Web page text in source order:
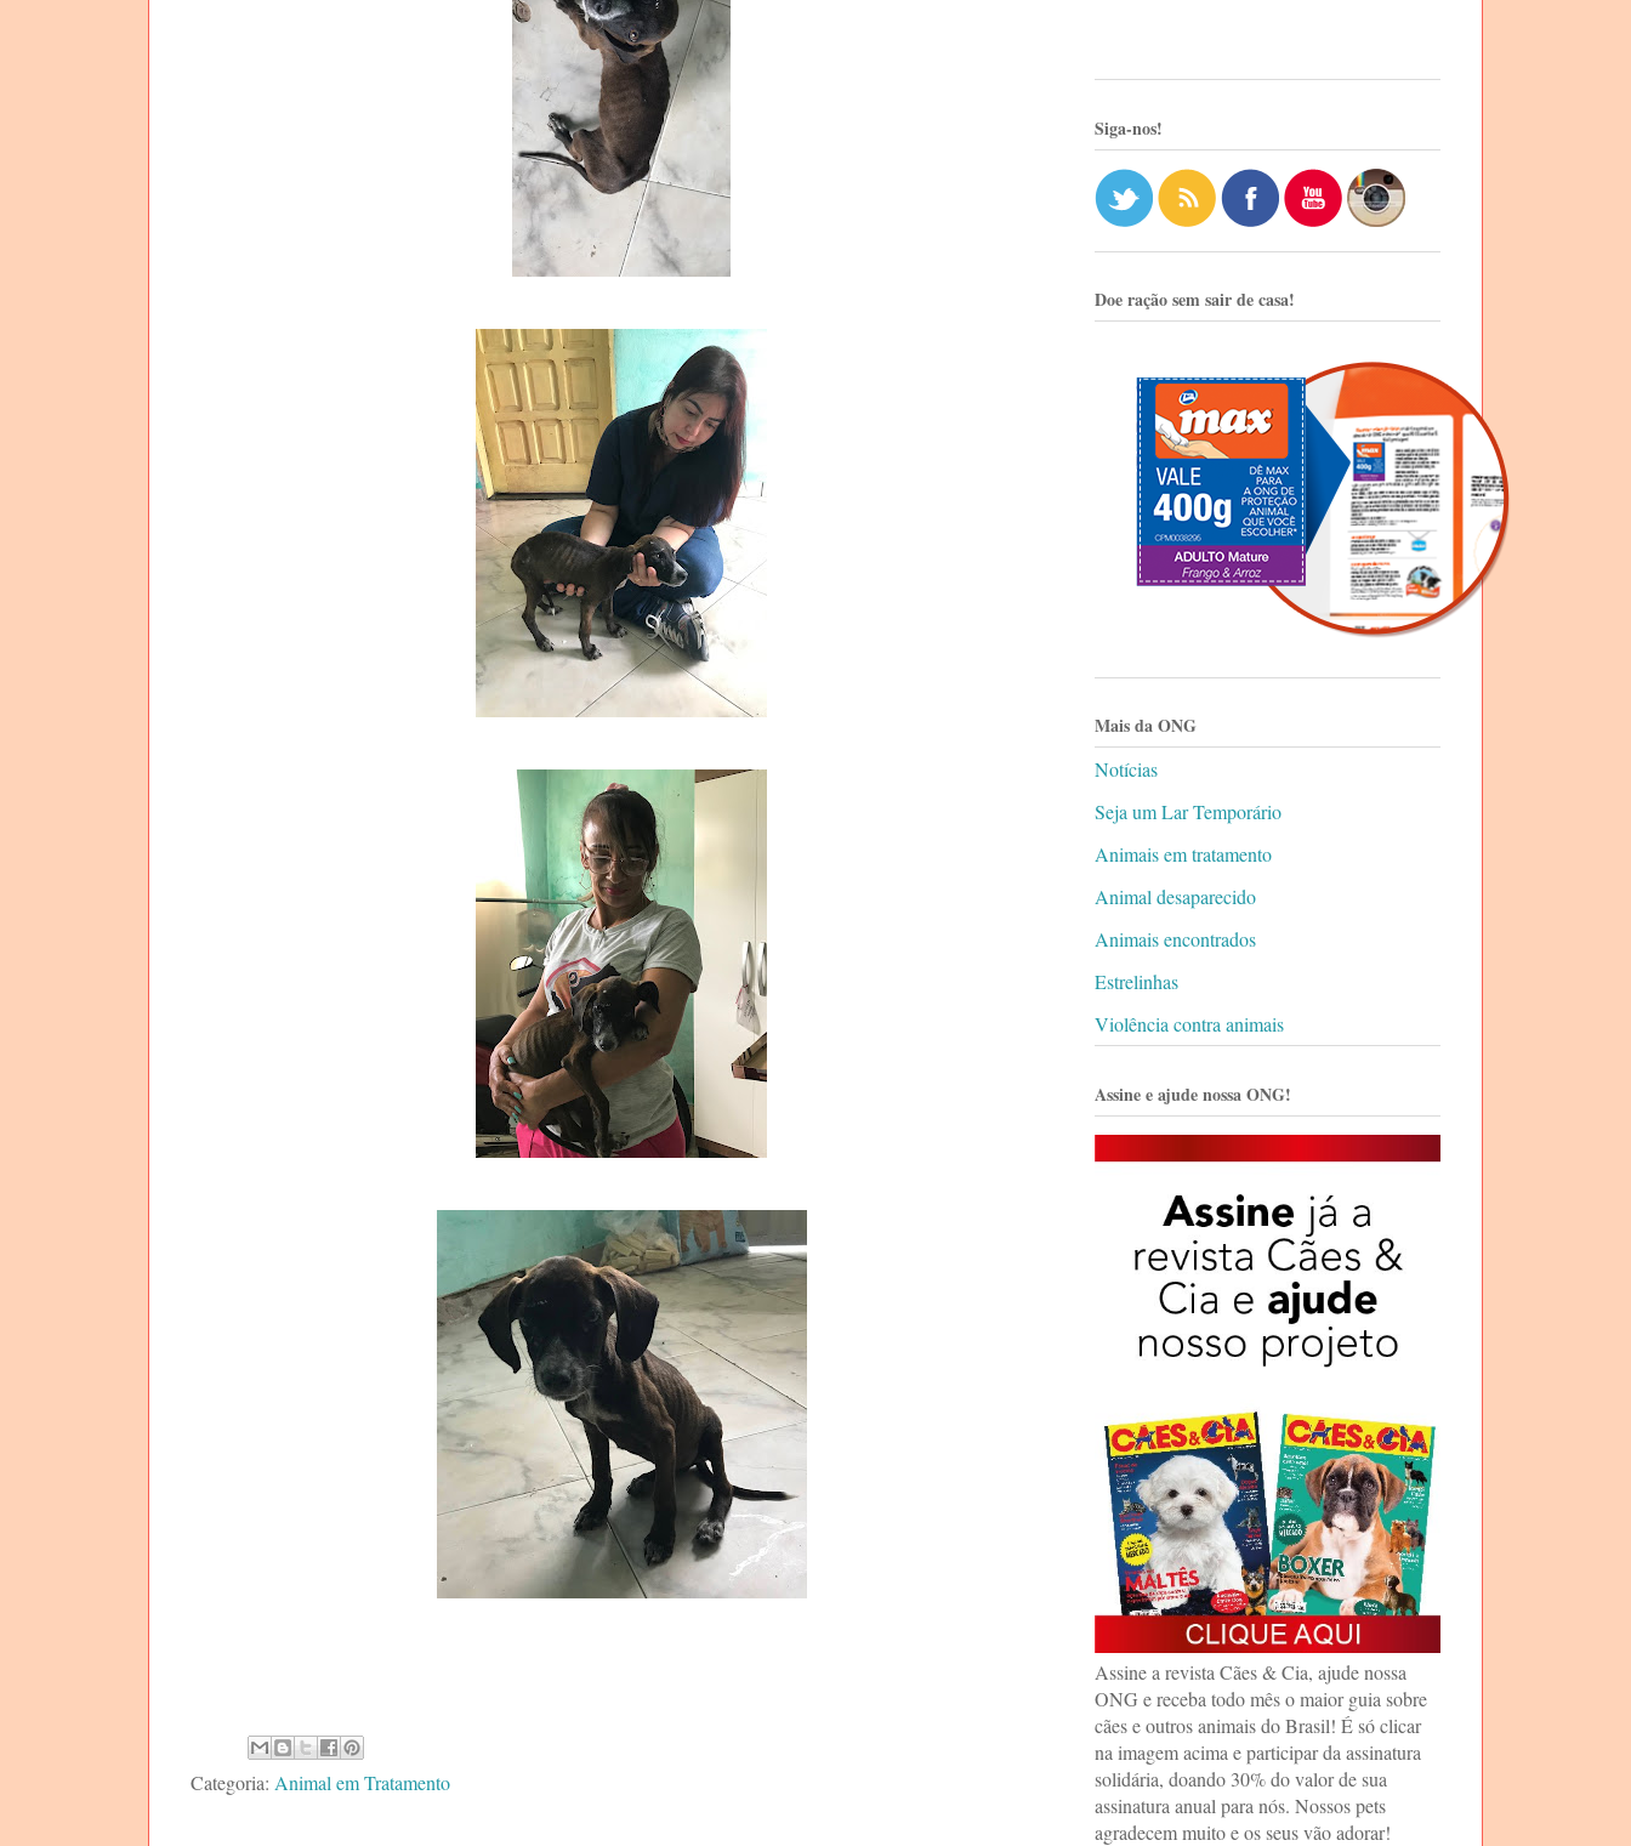
Categoria: Animal em Tratamento
Siga-nos!
Doe ração sem sair de casa!
Mais da ONG
Notícias
Seja um Lar Temporário
Animais em tratamento
Animal desaparecido
Animais encontrados
Estrelinhas
Violência contra animais
Assine e ajude nossa ONG!
Assine a revista Cães & Cia, ajude nossa
ONG e receba todo mês o maior guia sobre
cães e outros animais do Brasil! É só clicar
na imagem acima e participar da assinatura
solidária, doando 30% do valor de sua
assinatura anual para nós. Nossos pets
agradecem muito e os seus vão adorar!